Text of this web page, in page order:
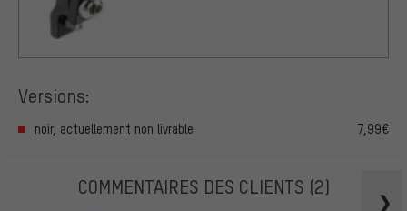
Versions:
noir, actuellement non livrable 7,99€
COMMENTAIRES DES CLIENTS (2)